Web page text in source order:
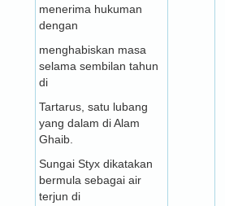
menerima hukuman
dengan
menghabiskan masa
selama sembilan tahun
di
Tartarus, satu lubang
yang dalam di Alam
Ghaib.
Sungai Styx dikatakan
bermula sebagai air
terjun di